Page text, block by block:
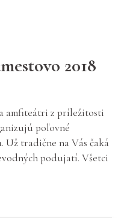
2018
amfiteátri z príležitosti
poľovné
Už tradične na Vás čaká
podujatí. Všetci